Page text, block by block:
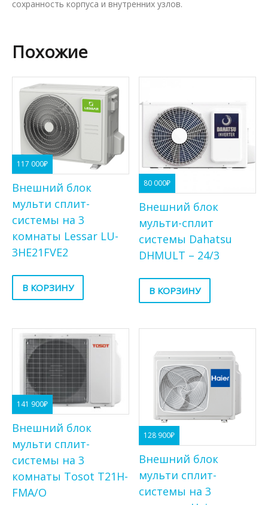
сохранность корпуса и внутренних узлов.
Похожие
117 000₽
Внешний блок
мульти сплит-
системы на 3
комнаты Lessar LU-
3HE21FVE2
В КОРЗИНУ
80 000₽
Внешний блок
мульти-сплит
системы Dahatsu
DHMULT – 24/3
В КОРЗИНУ
141 900₽
Внешний блок
мульти сплит-
системы на 3
комнаты Tosot T21H-
FMA/O
128 900₽
Внешний блок
мульти сплит-
системы на 3